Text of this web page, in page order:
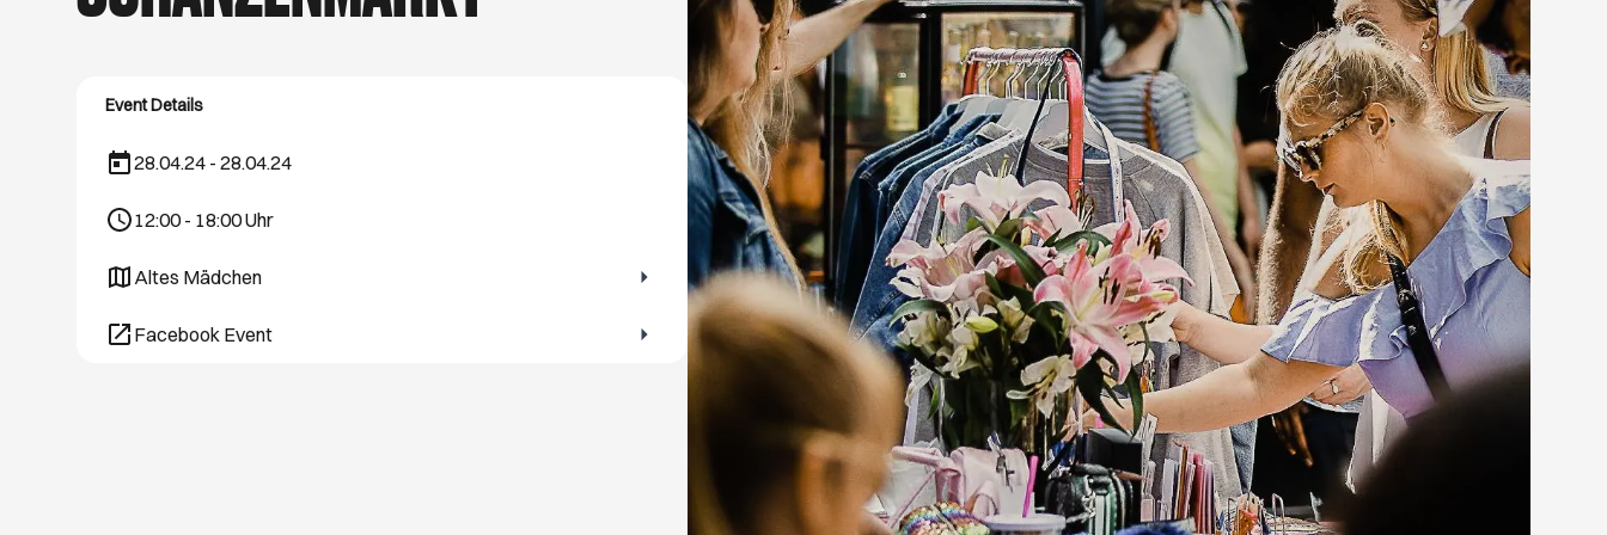
August. Viel Spaß beim Trödeln!
es lieber klassisch japanisch oder California Style? In beiden Fällen
darf ein guter Sake nicht fehlen. Wir empfehlen dir die besten Spots
für Maki, Sashimi, und Nigiri für jeden Geschmack.
Event Details
28.04.24 - 28.04.24
12:00 - 18:00Uhr
Altes Mädchen
Öffnet ein neues Browser-Tab
Facebook Event
Öffnet ein neues Browser-Tab